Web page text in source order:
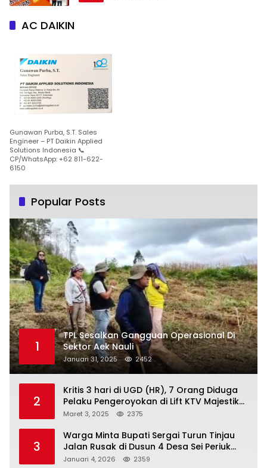
AC DAIKIN
Gunawan Purba, S.T. Sales
Engineer – PT Daikin Applied
Solutions Indonesia 📞
CP/WhatsApp: +62 811-622-
6150
Popular Posts
1
TPL Sesalkan Gangguan Operasional Di
Sektor Aek Nauli
Januari 31, 2025 2452
2
Kritis 3 hari di UGD (HR), 7 Orang Diduga
Pelaku Pengeroyokan di Lift KTV Majestik
Melenggang Bebas, Kantor Hukum JAP
Tanjungpinang
Maret 3, 2025 2375
3
Warga Minta Bupati Sergai Turun Tinjau
Jalan Rusak di Dusun 4 Desa Sei Periuk
Serdang Bedagai
Januari 4, 2026 2359